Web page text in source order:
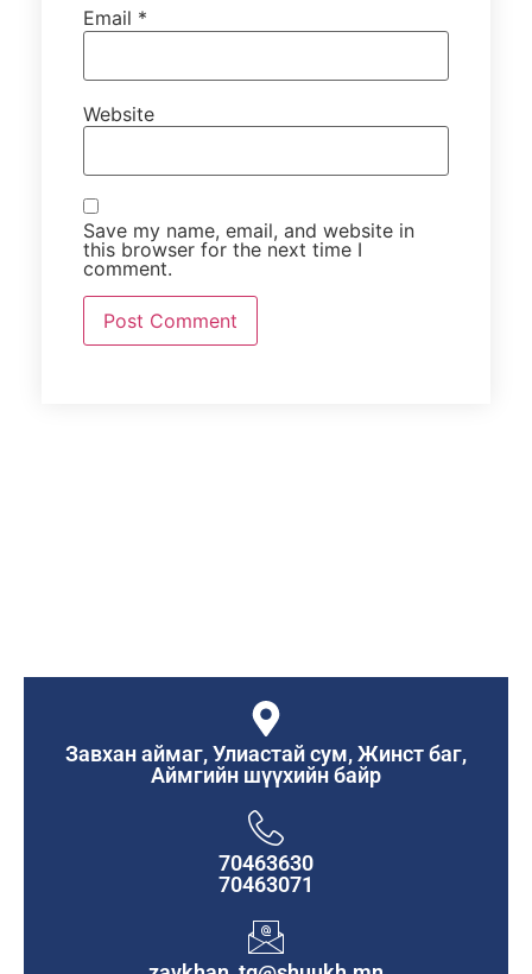
Email *
Website
Save my name, email, and website in
this browser for the next time I
comment.
Завхан аймаг, Улиастай сум, Жинст баг,
Аймгийн шүүхийн байр
70463630
70463071